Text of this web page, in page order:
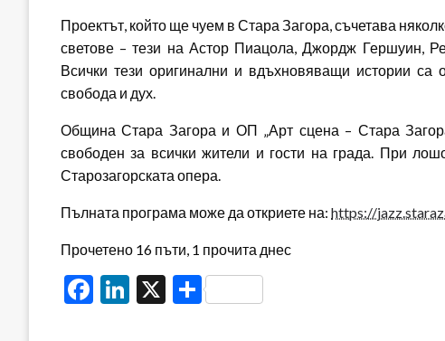
Проектът, който ще чуем в Стара Загора, съчетава
светове – тези на Астор Пиацола, Джордж Гершуин,
Всички тези оригинални и вдъхновяващи истории
свобода и дух.
Община Стара Загора и ОП „Арт сцена – Стара
свободен за всички жители и гости на града. При
Старозагорската опера.
Пълната програма може да откриете на: https://
Прочетено 16 пъти, 1 прочита днес
Facebook
LinkedIn
X Share